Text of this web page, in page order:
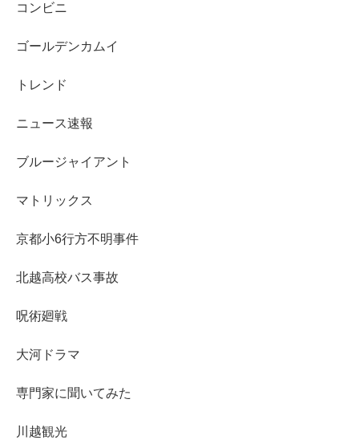
コンビニ
ゴールデンカムイ
トレンド
ニュース速報
ブルージャイアント
マトリックス
京都小6行方不明事件
北越高校バス事故
呪術廻戦
大河ドラマ
専門家に聞いてみた
川越観光